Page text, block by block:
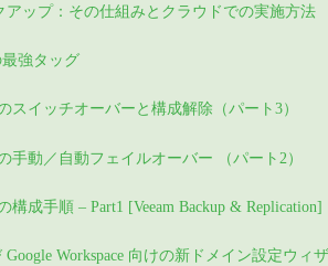
アップ：その仕組みとクラウドでの実施方法
最強タッグ
スイッチオーバーと構成解除（パート3）
手動／自動フェイルオーバー （パート2）
構成手順 – Part1 [Veeam Backup & Replication]
Workspace 向けの新ドメイン設定ウィザ